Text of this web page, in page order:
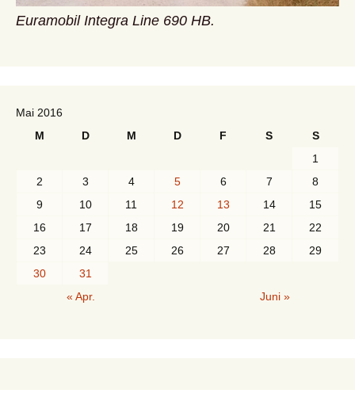
Euramobil Integra Line 690 HB.
Mai 2016
M
D M D F S
S
1
2
3 4 5 6 7
8
9
10 11 12 13 14
15
16
17 18 19 20 21
22
23
24 25 26 27 28
29
30
31
« Apr.
Juni »